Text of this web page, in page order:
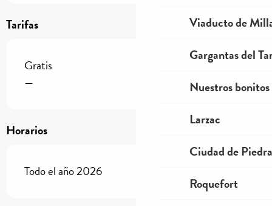
Viaducto de
Gargantas del
Nuestros
Larzac
Ciudad de Piedra
Roquefort
Tarifas
Gratis
—
Horarios
Todo el año 2026